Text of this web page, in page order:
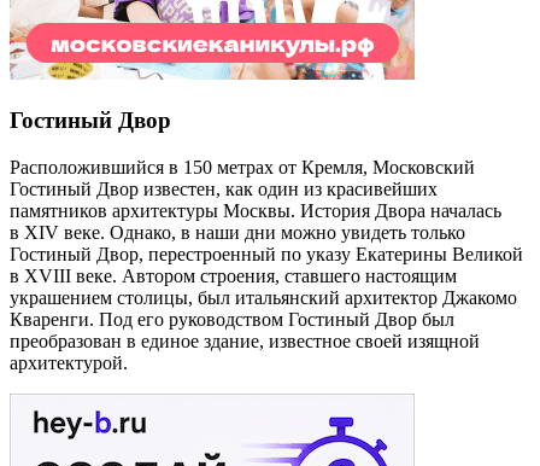
Гостиный Двор
Расположившийся в 150 метрах от Кремля, Московский
Гостиный Двор известен, как один из красивейших
памятников архитектуры Москвы. История Двора началась
в XIV веке. Однако, в наши дни можно увидеть только
Гостиный Двор, перестроенный по указу Екатерины Великой
в XVIII веке. Автором строения, ставшего настоящим
украшением столицы, был итальянский архитектор Джакомо
Кваренги. Под его руководством Гостиный Двор был
преобразован в единое здание, известное своей изящной
архитектурой.